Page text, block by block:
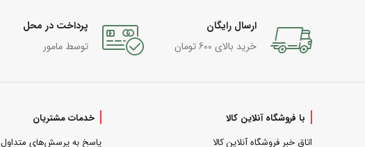
ارسال رایگان
خرید بالای 600 تومان
پرداخت در محل
توسط مامور
با فروشگاه آنلاین کالا
اتاق خبر فروشگاه آنلاین کالا
خدمات مشتریان
پاسخ به پرسش‌های متداول